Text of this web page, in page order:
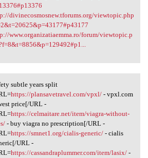
divinecosmosnew.tforums.org/viewtopic.php
www.organizatiaemma.ro/forum/viewtopic.p
subtle years split
subtle years split
https://plansavetravel.com/vpxl/- vpxl.com
price[/URL -
https://celmaitare.net/item/viagra-without-
- buy viagra no prescription[/URL -
https://smnet1.org/cialis-generic/- cialis
URL -
https://cassandraplummer.com/item/lasix/-